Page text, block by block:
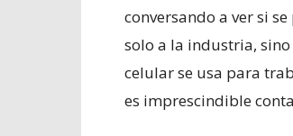
conversando a ver si
solo a la industria,
celular se usa para
es imprescindible